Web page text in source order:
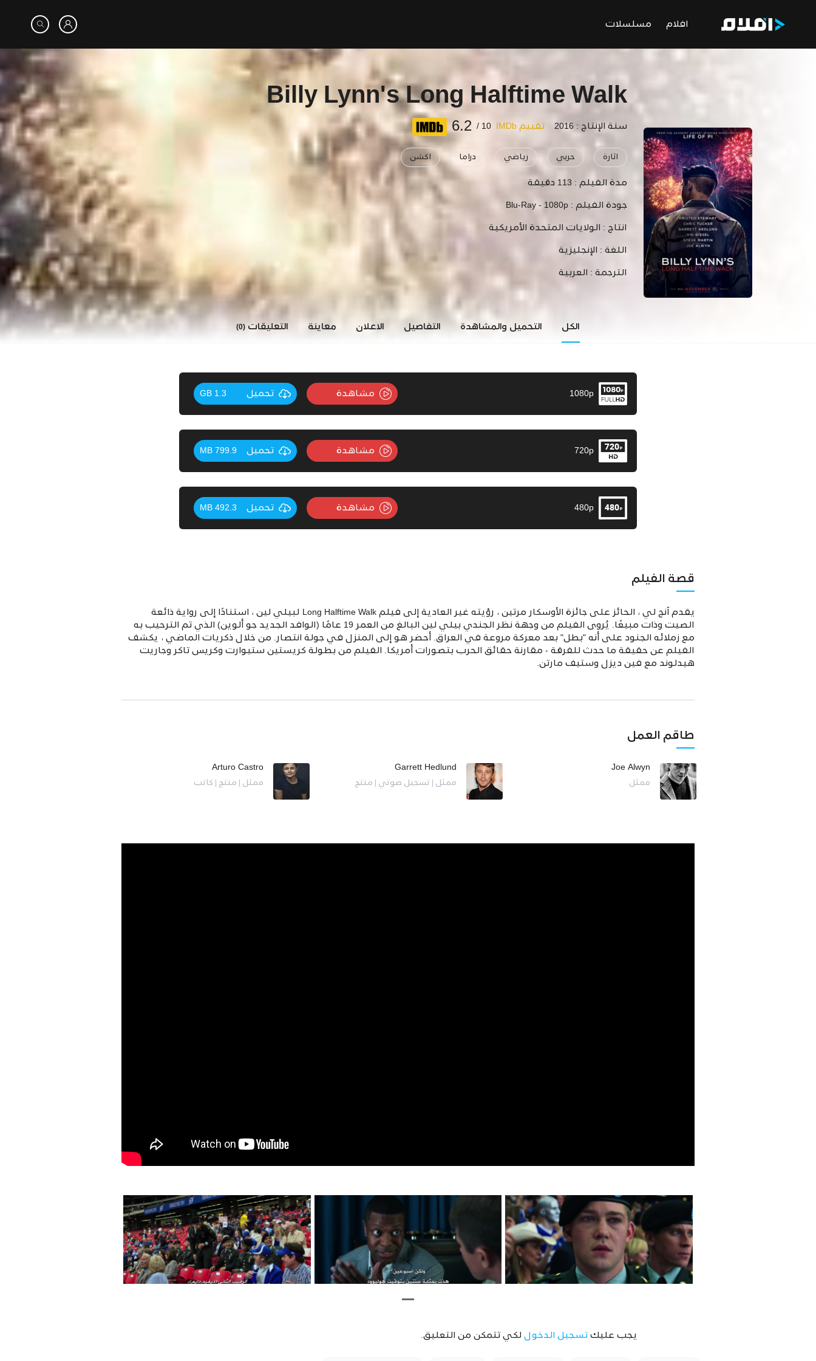
افلام مسلسلات
Billy Lynn's Long Halftime Walk
سنة الإنتاج : 2016 تقييم IMDb 10 /
6.2
اثارة حربي رياضي دراما اكشن
مدة الفيلم : 113 دقيقة
جودة الفيلم :Blu-Ray - 1080p
انتاج : الولايات المتحدة الأمريكية
اللغة : الإنجليزية
الترجمة : العربية
الكل التحميل والمشاهدة التفاصيل الاعلان معاينة التعليقات (0)
1080p مشاهدة تحميل 1.3 GB
720p مشاهدة تحميل 799.9 MB
480p مشاهدة تحميل 492.3 MB
قصة الفيلم
يقدم آنج لي ، الحائز على جائزة الأوسكار مرتين ، رؤيته غير العادية إلى فيلم Long Halftime Walk لبيلي لين ، استنادًا إلى رواية ذائعة
الصيت وذات مبيعًا. يُروى الفيلم من وجهة نظر الجندي بيلي لين البالغ من العمر 19 عامًا (الوافد الجديد جو ألوين) الذي تم الترحيب به
مع زملائه الجنود على أنه "بطل" بعد معركة مروعة في العراق. أحضر هو إلى المنزل في جولة انتصار. من خلال ذكريات الماضي ، يكشف
الفيلم عن حقيقة ما حدث للفرقة - مقارنة حقائق الحرب بتصورات أمريكا. الفيلم من بطولة كريستين ستيوارت وكريس تاكر وجاريت
هيدلوند مع فين ديزل وستيف مارتن.
طاقم العمل
Joe Alwyn
ممثل
Garrett Hedlund
ممثل | تسجيل صوتي | منتج
Arturo Castro
ممثل | منتج | كاتب
يجب عليك تسجيل الدخول لكي تتمكن من التعليق.